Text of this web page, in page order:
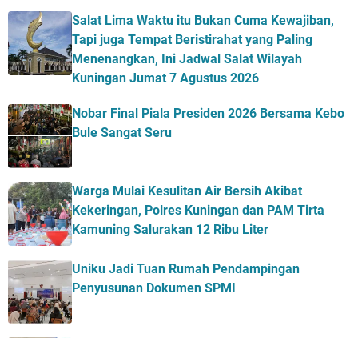
Salat Lima Waktu itu Bukan Cuma Kewajiban,
Tapi juga Tempat Beristirahat yang Paling
Menenangkan, Ini Jadwal Salat Wilayah
Kuningan Jumat 7 Agustus 2026
Nobar Final Piala Presiden 2026 Bersama Kebo
Bule Sangat Seru
Warga Mulai Kesulitan Air Bersih Akibat
Kekeringan, Polres Kuningan dan PAM Tirta
Kamuning Salurakan 12 Ribu Liter
Uniku Jadi Tuan Rumah Pendampingan
Penyusunan Dokumen SPMI